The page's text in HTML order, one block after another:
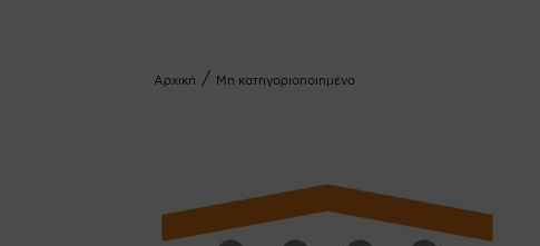
Αρχική / Μη κατηγοριοποιημένο